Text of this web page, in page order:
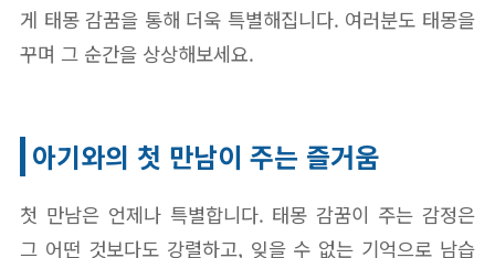
게 태몽 감꿈을 통해 더욱 특별해집니다. 여러분도 태몽을
꾸며 그 순간을 상상해보세요.
아기와의 첫 만남이 주는 즐거움
첫 만남은 언제나 특별합니다. 태몽 감꿈이 주는 감정은
그 어떤 것보다도 강렬하고, 잊을 수 없는 기억으로 남습